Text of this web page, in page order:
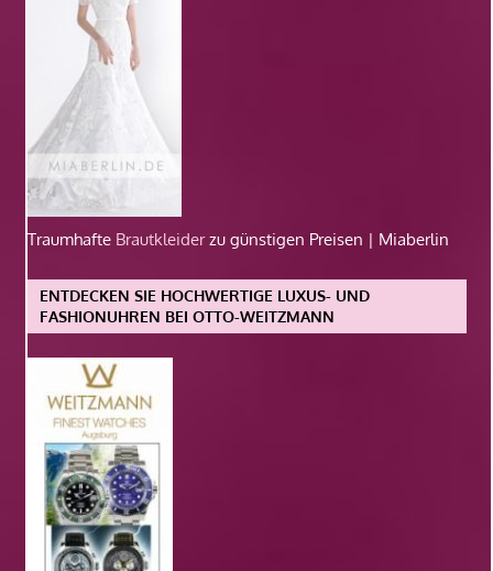
Traumhafte Brautkleiderzu günstigen Preisen | Miaberlin
ENTDECKEN SIE HOCHWERTIGE LUXUS- UND
FASHIONUHREN BEI OTTO-WEITZMANN